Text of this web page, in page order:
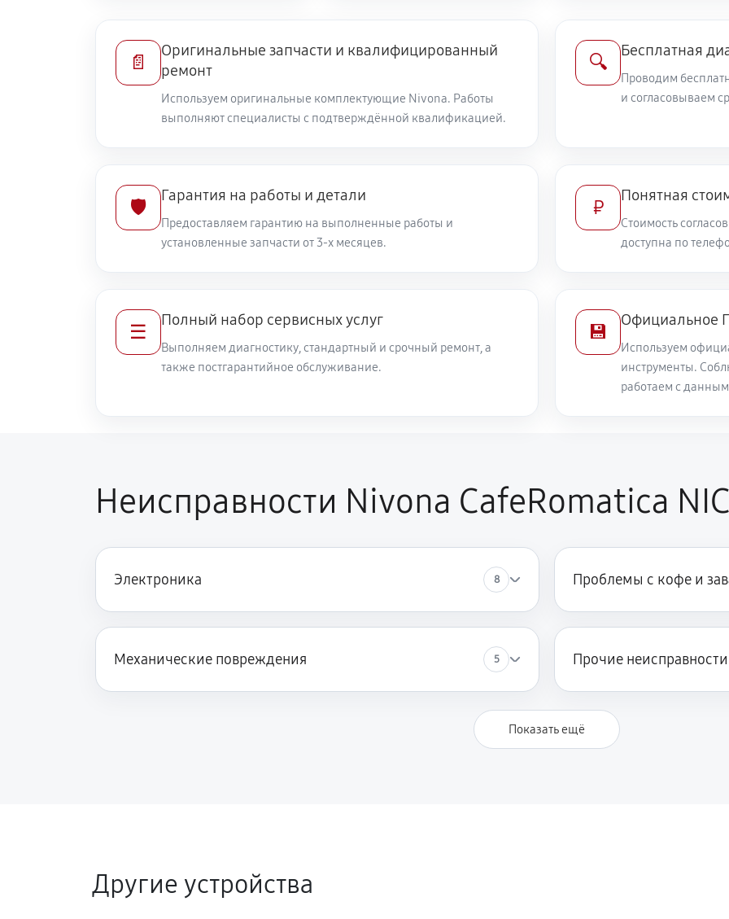
📄
Оригинальные запчасти и квалифицированный
ремонт
Используем оригинальные комплектующие Nivona. Работы
выполняют специалисты с подтверждённой квалификацией.
🔍
Бесплатная
Проводим
и согласовываем
🛡️
Гарантия на работы и детали
Предоставляем гарантию на выполненные работы и
установленные запчасти от 3-х месяцев.
₽
Понятная
Стоимость
доступна по
☰
Полный набор сервисных услуг
Выполняем диагностику, стандартный и срочный ремонт, а
также постгарантийное обслуживание.
💾
Официальное
Используем
инструменты.
работаем с
Неисправности Nivona CafeRomatica
Электроника 8 Проблемы с кофе и
Механические повреждения 5 Прочие неисправности
Показать ещё
Другие устройства